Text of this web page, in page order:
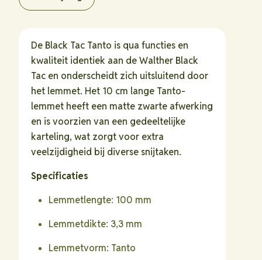
De Black Tac Tanto is qua functies en
kwaliteit identiek aan de Walther Black
Tac en onderscheidt zich uitsluitend door
het lemmet. Het 10 cm lange Tanto-
lemmet heeft een matte zwarte afwerking
en is voorzien van een gedeeltelijke
karteling, wat zorgt voor extra
veelzijdigheid bij diverse snijtaken.
Specificaties
Lemmetlengte: 100 mm
Lemmetdikte: 3,3 mm
Lemmetvorm: Tanto